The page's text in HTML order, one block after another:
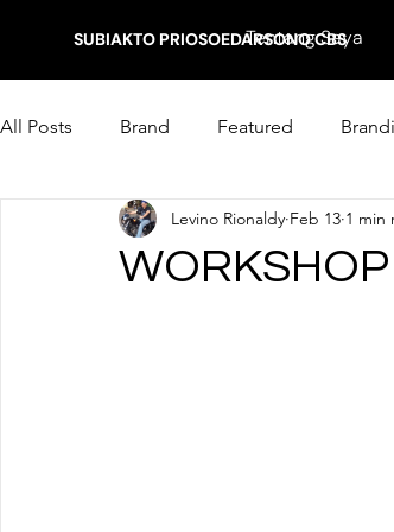
SUBIAKTO PRIOSOEDARSONO CBS
Tentang Saya
All Posts Brand Featured
Marketing Levino Rionaldy Feb 13 1 min